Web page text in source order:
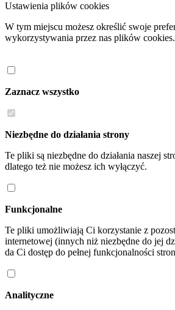
Ustawienia plików cookies
W tym miejscu możesz określić swoje
wykorzystywania przez nas plików cookies.
Zaznacz wszystko
Niezbędne do działania strony
Te pliki są niezbędne do działania naszej
dlatego też nie możesz ich wyłączyć.
Funkcjonalne
Te pliki umożliwiają Ci korzystanie z
internetowej (innych niż niezbędne do jej
da Ci dostęp do pełnej funkcjonalności
Analityczne